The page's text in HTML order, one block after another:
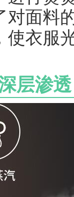
对面料
使衣服
层渗透